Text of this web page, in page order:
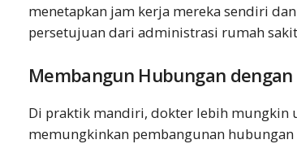
menetapkan jam kerja mereka sendiri
persetujuan dari administrasi rumah
Membangun Hubungan dengan
Di praktik mandiri, dokter lebih mungkin
memungkinkan pembangunan